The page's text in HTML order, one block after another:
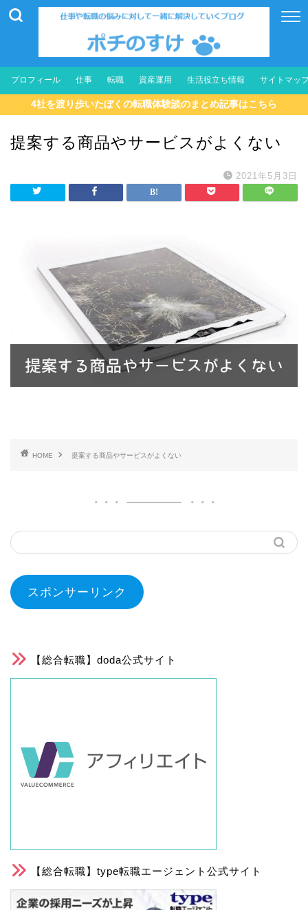
プロフィール 仕事 転職 資産運用 生活役立ち情報 サイトマッ
4社を渡り歩いたぼくの転職体験談のまとめ記事はこちら
提案する商品やサービスがよくない
2021年5月3日
HOME 提案する商品やサービスがよくない
スポンサーリンク
【総合転職】doda公式サイト
【総合転職】type転職エージェント公式サイト